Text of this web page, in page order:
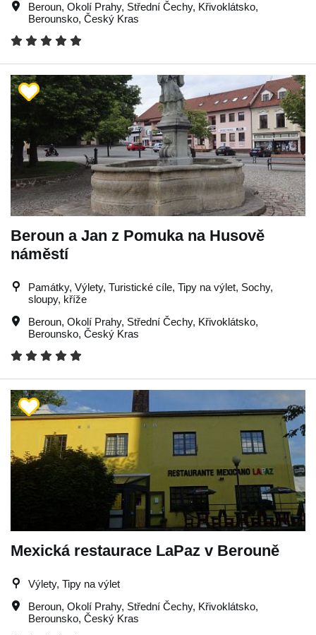
Beroun, Okolí Prahy, Střední Čechy, Křivoklátsko,
Berounsko, Český Kras
Beroun a Jan z Pomuka na Husově
náměstí
Památky, Výlety, Turistické cíle, Tipy na výlet, Sochy,
sloupy, kříže
Beroun, Okolí Prahy, Střední Čechy, Křivoklátsko,
Berounsko, Český Kras
Mexická restaurace LaPaz v Berouně
Výlety, Tipy na výlet
Beroun, Okolí Prahy, Střední Čechy, Křivoklátsko,
Berounsko, Český Kras